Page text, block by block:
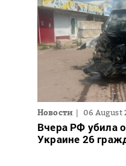
Новости 06 August
Вчера РФ убила
Украине 26